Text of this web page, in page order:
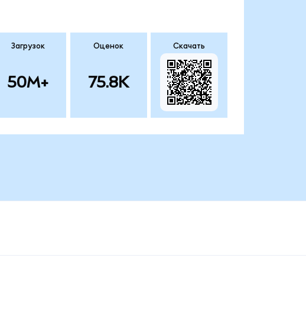
Загрузок
50M+
Оценок
75.8K
Скачать